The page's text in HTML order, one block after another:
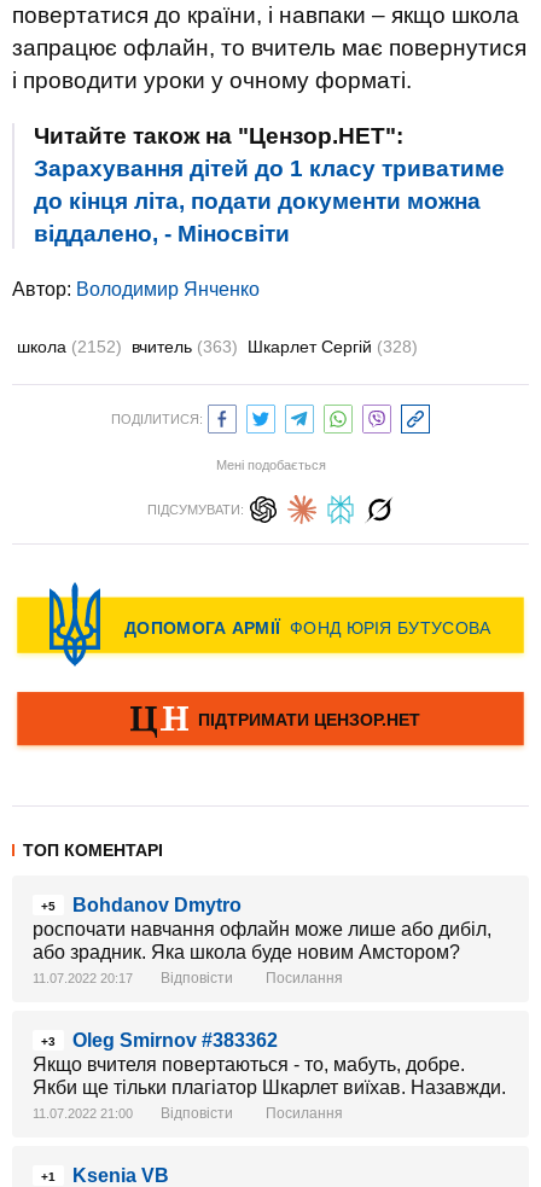
повертатися до країни, і навпаки – якщо школа
запрацює офлайн, то вчитель має повернутися
і проводити уроки у очному форматі.
Читайте також на "Цензор.НЕТ":
Зарахування дітей до 1 класу триватиме
до кінця літа, подати документи можна
віддалено, - Міносвіти
Автор: Володимир Янченко
школа (2152) вчитель (363) Шкарлет Сергій (328)
ПОДІЛИТИСЯ:
Мені подобається
ПІДСУМУВАТИ:
ТОП КОМЕНТАРІ
+5
Bohdanov Dmytro
роспочати навчання офлайн може лише або дибіл,
або зрадник. Яка школа буде новим Амстором?
11.07.2022 20:17 Відповісти Посилання
+3
Oleg Smirnov #383362
Якщо вчителя повертаються - то, мабуть, добре.
Якби ще тільки плагіатор Шкарлет виїхав. Назавжди.
11.07.2022 21:00 Відповісти Посилання
+1
Ksenia VB